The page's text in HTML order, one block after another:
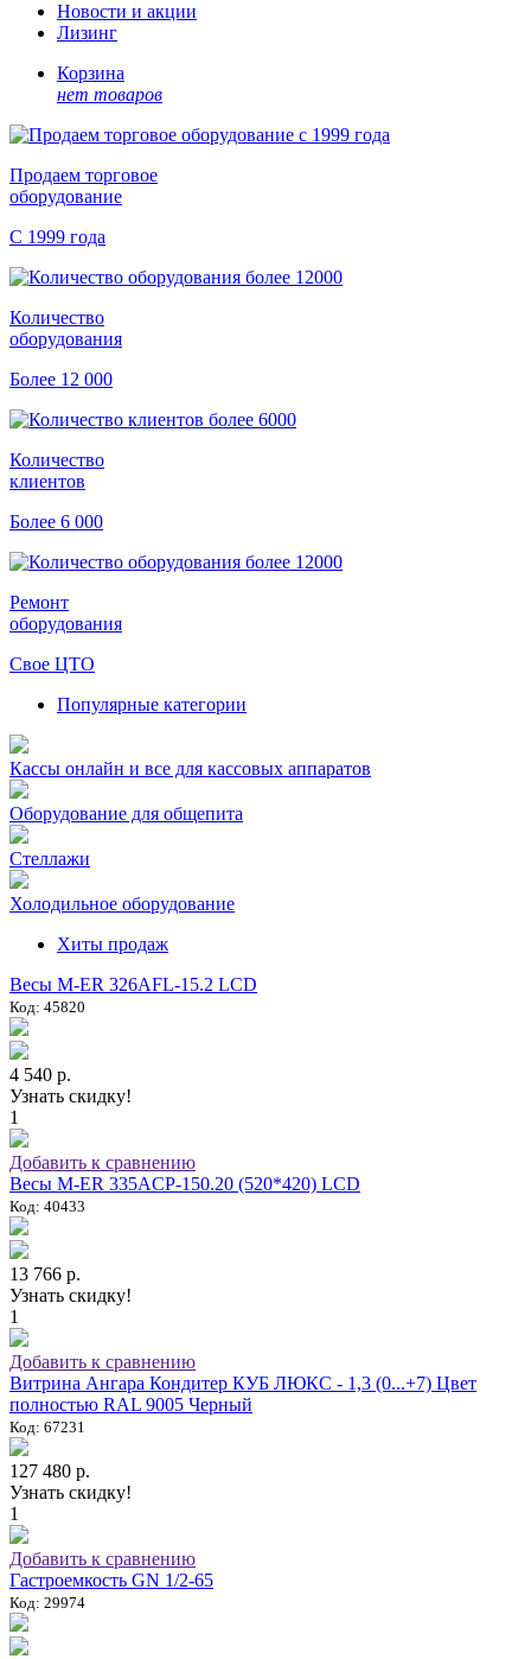
Новости и акции
Лизинг
Корзина
нет товаров
Продаем торговое
оборудование
С 1999 года
Количество
оборудования
Более 12 000
Количество
клиентов
Более 6 000
Ремонт
оборудования
Свое ЦТО
Популярные категории
Кассы онлайн и все для кассовых аппаратов
Оборудование для общепита
Стеллажи
Холодильное оборудование
Хиты продаж
Весы M-ER 326AFL-15.2 LCD
Код: 45820
4 540 р.
Узнать скидку!
1
Добавить к сравнению
Весы M-ER 335ACP-150.20 (520*420) LCD
Код: 40433
13 766 р.
Узнать скидку!
1
Добавить к сравнению
Витрина Ангара Кондитер КУБ ЛЮКС - 1,3 (0...+7) Цвет
полностью RAL 9005 Черный
Код: 67231
127 480 р.
Узнать скидку!
1
Добавить к сравнению
Гастроемкость GN 1/2-65
Код: 29974